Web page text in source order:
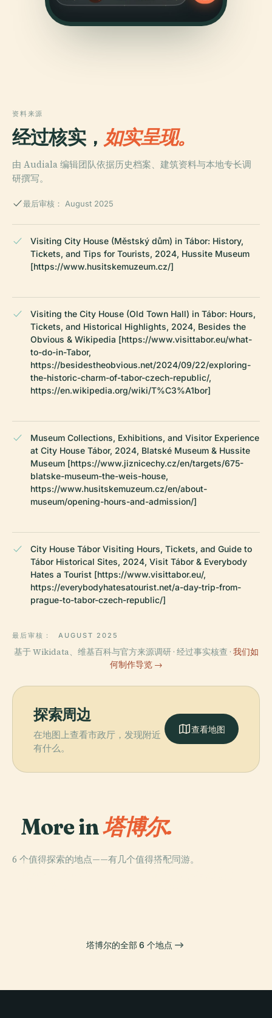
资料来源
经过核实， 如实呈现。
由 Audiala 编辑团队依据历史档案、建筑资料与本地专长调
研撰写。
最后审核： August 2025
Visiting City House (Městský dům) in Tábor: History,
Tickets, and Tips for Tourists, 2024, Hussite Museum
[https://www.husitskemuzeum.cz/]
Visiting the City House (Old Town Hall) in Tábor: Hours,
Tickets, and Historical Highlights, 2024, Besides the
Obvious & Wikipedia [https://www.visittabor.eu/what-
to-do-in-Tabor,
https://besidestheobvious.net/2024/09/22/exploring-
the-historic-charm-of-tabor-czech-republic/,
https://en.wikipedia.org/wiki/T%C3%A1bor]
Museum Collections, Exhibitions, and Visitor Experience
at City House Tábor, 2024, Blatské Museum & Hussite
Museum [https://www.jiznicechy.cz/en/targets/675-
blatske-museum-the-weis-house,
https://www.husitskemuzeum.cz/en/about-
museum/opening-hours-and-admission/]
City House Tábor Visiting Hours, Tickets, and Guide to
Tábor Historical Sites, 2024, Visit Tábor & Everybody
Hates a Tourist [https://www.visittabor.eu/,
https://everybodyhatesatourist.net/a-day-trip-from-
prague-to-tabor-czech-republic/]
最后审核： AUGUST 2025
基于 Wikidata、维基百科与官方来源调研 · 经过事实核查 · 我们如
何制作导览 →
探索周边
在地图上查看市政厅，发现附近
有什么。
查看地图
More in塔博尔.
6 个值得探索的地点——有几个值得搭配同游。
PLACE PLACE
PLACE
塔博尔的全部 6 个地点